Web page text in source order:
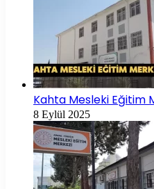
Kahta Mesleki Eğitim
8 Eylül 2025